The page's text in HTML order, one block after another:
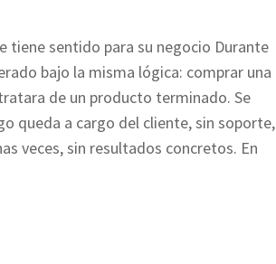
tiene sentido para su negocio Durante
bajo la misma lógica: comprar una
de un producto terminado. Se
queda a cargo del cliente, sin soporte,
veces, sin resultados concretos. En